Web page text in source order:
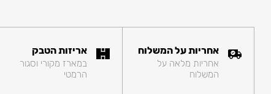
אחריות על המשלוח
אחריות מלאה על
המשלוח
אריזות הטבק
במארז מקורי וסגור
הרמטי